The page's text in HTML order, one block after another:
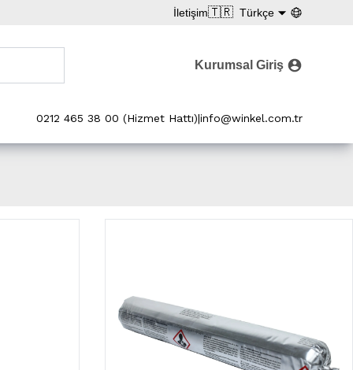
İletişim🇹🇷 Türkçe
Kurumsal Giriş
0212 465 38 00 (Hizmet Hattı)|info@winkel.com.tr